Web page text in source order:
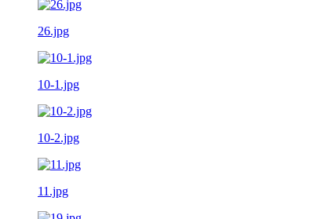
26.jpg
10-1.jpg
10-2.jpg
11.jpg